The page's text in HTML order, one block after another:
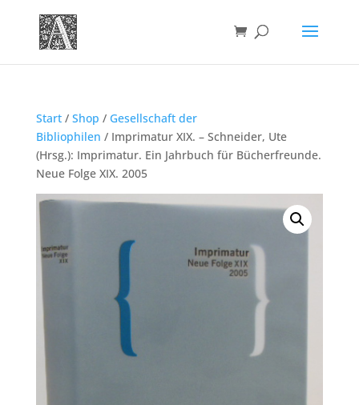
Start/ Shop / Gesellschaft der
Bibliophilen / Imprimatur XIX. – Schneider, Ute
(Hrsg.): Imprimatur. Ein Jahrbuch für Bücherfreunde.
Neue Folge XIX. 2005